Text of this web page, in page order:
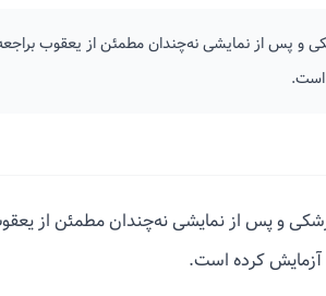
و پس از نمایشی نه‌چندان مطمئن از یعقوب
است.
و پس از نمایشی نه‌چندان مطمئن از
آزمایش کرده است.